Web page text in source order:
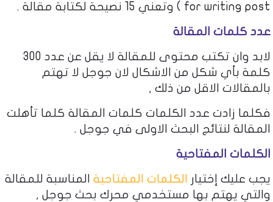
for writing post ) وتعني 15 نصيحة لكتابة مقالة .
عدد كلمات المقالة
لابد وان تكتب محتوى للمقالة لا يقل عن عدد 300
كلمة بأي شكل من الاشكال لان جوجل لا تهتم
بالمقالات الاقل من ذلك ,
فكلما زادت عدد الكلمات كلمات المقالة كلما تأهلت
المقالة لنتائج البحث الاولى في جوجل .
الكلمات المفتاحية
يجب عليك إختيار الكلمات المفتاحية المناسبة للمقالة
والتي يهتم بها مستخدمي محرك بحث جوجل ,